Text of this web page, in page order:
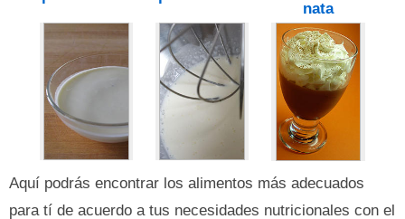
nata
Aquí podrás encontrar los alimentos más adecuados
para tí de acuerdo a tus necesidades nutricionales con el